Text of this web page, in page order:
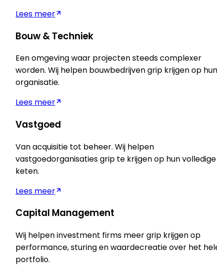
Lees meer
Bouw & Techniek
Een omgeving waar projecten steeds complexer
worden. Wij helpen bouwbedrijven grip krijgen op hun
organisatie.
Lees meer
Vastgoed
Van acquisitie tot beheer. Wij helpen
vastgoedorganisaties grip te krijgen op hun volledige
keten.
Lees meer
Capital Management
Wij helpen investment firms meer grip krijgen op
performance, sturing en waardecreatie over het
portfolio.